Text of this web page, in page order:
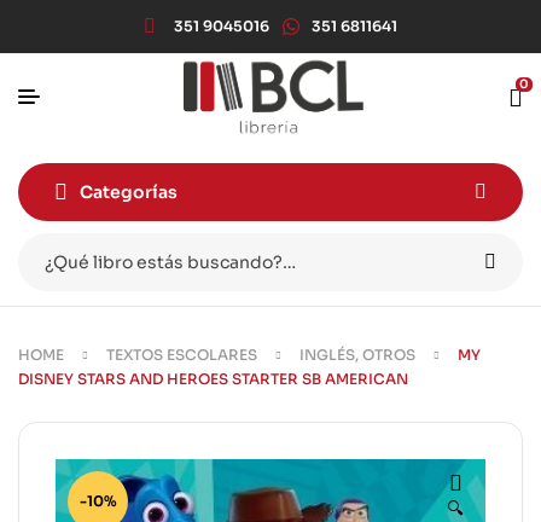
351 9045016 351 6811641
0
Categorías
HOME TEXTOS ESCOLARES INGLÉS, OTROS
MY
DISNEY STARS AND HEROES STARTER SB AMERICAN
🔍
-10%